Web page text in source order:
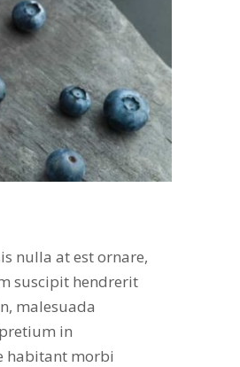
nulla at est ornare,
suscipit hendrerit
malesuada
in
habitant morbi